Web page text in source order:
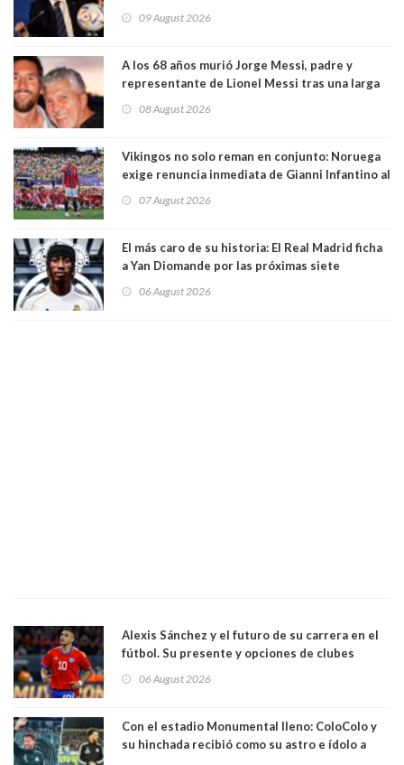
relación sentimental
09 August 2026
A los 68 años murió Jorge Messi, padre y
representante de Lionel Messi tras una larga
08 August 2026
Vikingos no solo reman en conjunto: Noruega
exige renuncia inmediata de Gianni Infantino al
07 August 2026
El más caro de su historia: El Real Madrid ficha
a Yan Diomande por las próximas siete
06 August 2026
Alexis Sánchez y el futuro de su carrera en el
fútbol. Su presente y opciones de clubes
06 August 2026
Con el estadio Monumental lleno: ColoColo y
su hinchada recibió como su astro e ídolo a